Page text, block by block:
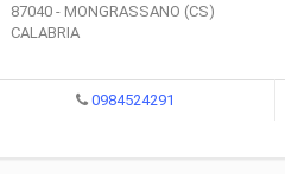
87040 - MONGRASSANO (CS)
CALABRIA
0984524291